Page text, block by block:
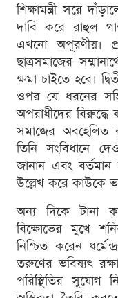
শিক্ষামন্ত্রী সরে
দাবি করে রাহুল
এখনো অপূরণীয়।
ছাত্রসমাজের
ক্ষমা চাইতে হবে।
ওপর যে ধরনের
অপরাধীদের বিরুদ্ধে
সমাজের অবহেলিত
তিনি সংবিধানে
জানান এবং
উল্লেখ করে কাউকে
অন্য দিকে টানা
বিক্ষোভের মুখে
নিশ্চিত করেন
তরুণের ভবিষ্যৎ
পরিস্থিতির সুযোগ